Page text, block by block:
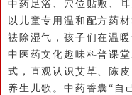
中药足浴、穴位贴敷、
以儿童专用温和配方药
祛除湿气，孩子们在温
中医药文化趣味科普课
式，直观认识艾草、陈
养生儿歌。中药香囊“自